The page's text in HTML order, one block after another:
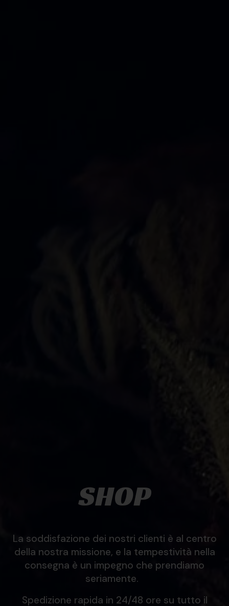
SHOP
La soddisfazione dei nostri clienti è al centro
della nostra missione, e la tempestività nella
consegna è un impegno che prendiamo
seriamente.
Spedizione rapida in 24/48 ore su tutto il